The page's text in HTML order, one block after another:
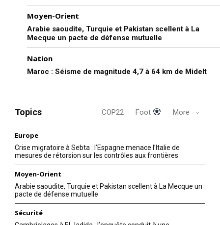
Moyen-Orient
Arabie saoudite, Turquie et Pakistan scellent à La
Mecque un pacte de défense mutuelle
Nation
Maroc : Séisme de magnitude 4,7 à 64 km de Midelt
Topics COP22 Foot More
Europe
Crise migratoire à Sebta : l’Espagne menace l’Italie de
mesures de rétorsion sur les contrôles aux frontières
Moyen-Orient
Arabie saoudite, Turquie et Pakistan scellent à La Mecque un
pacte de défense mutuelle
Sécurité